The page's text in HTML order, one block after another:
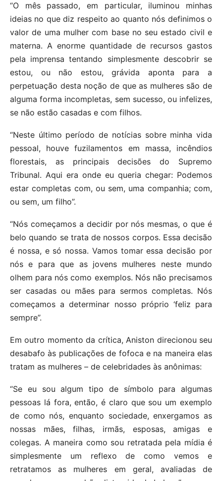
“O mês passado, em particular, iluminou minhas
ideias no que diz respeito ao quanto nós definimos o
valor de uma mulher com base no seu estado civil e
materna. A enorme quantidade de recursos gastos
pela imprensa tentando simplesmente descobrir se
estou, ou não estou, grávida aponta para a
perpetuação desta noção de que as mulheres são de
alguma forma incompletas, sem sucesso, ou infelizes,
se não estão casadas ​​e com filhos.
“Neste último período de notícias sobre minha vida
pessoal, houve fuzilamentos em massa, incêndios
florestais, as principais decisões do Supremo
Tribunal. Aqui era onde eu queria chegar: Podemos
estar completas com, ou sem, uma companhia; com,
ou sem, um filho”.
“Nós começamos a decidir por nós mesmas, o que é
belo quando se trata de nossos corpos. Essa decisão
é nossa, e só nossa. Vamos tomar essa decisão por
nós e para que as jovens mulheres neste mundo
olhem para nós como exemplos. Nós não precisamos
ser casadas ou mães para sermos completas. Nós
começamos a determinar nosso próprio ‘feliz para
sempre”.
Em outro momento da crítica, Aniston direcionou seu
desabafo às publicações de fofoca e na maneira elas
tratam as mulheres – de celebridades às anônimas:
“Se eu sou algum tipo de símbolo para algumas
pessoas lá fora, então, é claro que sou um exemplo
de como nós, enquanto sociedade, enxergamos as
nossas mães, filhas, irmãs, esposas, amigas e
colegas. A maneira como sou retratada pela mídia é
simplesmente um reflexo de como vemos e
retratamos as mulheres em geral, avaliadas de